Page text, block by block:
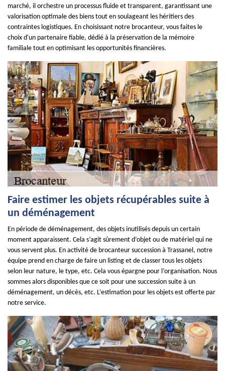
marché, il orchestre un processus fluide et transparent, garantissant une
valorisation optimale des biens tout en soulageant les héritiers des
contraintes logistiques. En choisissant notre brocanteur, vous faites le
choix d'un partenaire fiable, dédié à la préservation de la mémoire
familiale tout en optimisant les opportunités financières.
Faire estimer les objets récupérables suite à
un déménagement
En période de déménagement, des objets inutilisés depuis un certain
moment apparaissent. Cela s’agit sûrement d’objet ou de matériel qui ne
vous servent plus. En activité de brocanteur succession à Trassanel, notre
équipe prend en charge de faire un listing et de classer tous les objets
selon leur nature, le type, etc. Cela vous épargne pour l’organisation. Nous
sommes alors disponibles que ce soit pour une succession suite à un
déménagement, un décès, etc. L’estimation pour les objets est offerte par
notre service.